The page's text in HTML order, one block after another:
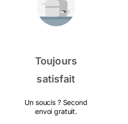
Toujours
satisfait
Un soucis ? Second
envoi gratuit.